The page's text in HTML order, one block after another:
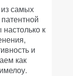
самых
к
и
как